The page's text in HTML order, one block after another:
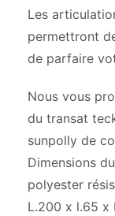
Les
permettront
de parfaire
Nous vous
du transat
sunpolly de
Dimensions
polyester
L.200 x l.65 x